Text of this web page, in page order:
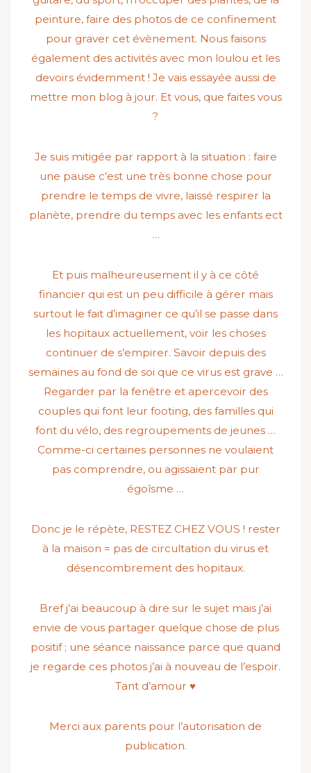
peinture, faire des photos de ce confinement
pour graver cet évènement. Nous faisons
également des activités avec mon loulou et les
devoirs évidemment ! Je vais essayée aussi de
mettre mon blog à jour. Et vous, que faites vous
?
Je suis mitigée par rapport à la situation : faire
une pause c’est une très bonne chose pour
prendre le temps de vivre, laissé respirer la
planète, prendre du temps avec les enfants ect
…
Et puis malheureusement il y à ce côté
financier qui est un peu difficile à gérer mais
surtout le fait d’imaginer ce qu’il se passe dans
les hopitaux actuellement, voir les choses
continuer de s’empirer. Savoir depuis des
semaines au fond de soi que ce virus est grave …
Regarder par la fenêtre et apercevoir des
couples qui font leur footing, des familles qui
font du vélo, des regroupements de jeunes …
Comme-ci certaines personnes ne voulaient
pas comprendre, ou agissaient par pur
égoîsme …
Donc je le répète, RESTEZ CHEZ VOUS ! rester
à la maison = pas de circultation du virus et
désencombrement des hopitaux.
Bref j’ai beaucoup à dire sur le sujet mais j’ai
envie de vous partager quelque chose de plus
positif ; une séance naissance parce que quand
je regarde ces photos j’ai à nouveau de l’espoir.
Tant d’amour ♥
Merci aux parents pour l’autorisation de
publication.